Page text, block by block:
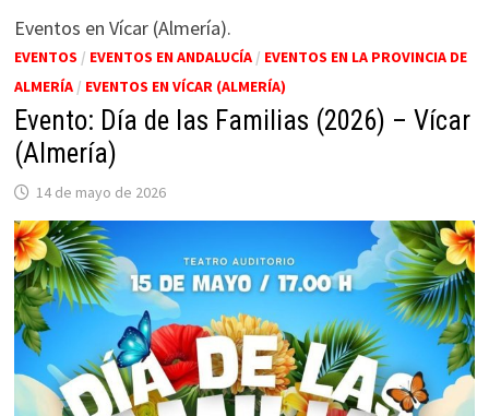
Eventos en Vícar (Almería).
EVENTOS / EVENTOS EN ANDALUCÍA/ EVENTOS EN LA PROVINCIA DE
ALMERÍA/ EVENTOS EN VÍCAR (ALMERÍA)
Evento: Día de las Familias (2026) – Vícar
(Almería)
14 de mayo de 2026